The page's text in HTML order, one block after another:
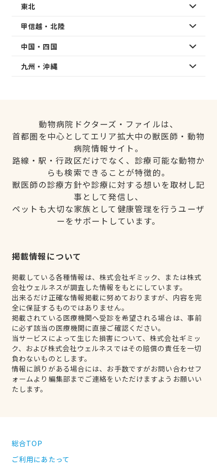
東北
甲信越・北陸
中国・四国
九州・沖縄
動物病院ドクターズ・ファイルは、
首都圏を中心としてエリア拡大中の獣医師・動物
病院情報サイト。
路線・駅・行政区だけでなく、診療可能な動物か
らも検索できることが特徴的。
獣医師の診療方針や診療に対する想いを取材し記
事として発信し、
ペットも大切な家族として健康管理を行うユーザ
ーをサポートしています。
掲載情報について
掲載している各種情報は、株式会社ギミック、または株式
会社ウェルネスが調査した情報をもとにしています。
出来るだけ正確な情報掲載に努めておりますが、内容を完
全に保証するものではありません。
掲載されている医療機関へ受診を希望される場合は、事前
に必ず該当の医療機関に直接ご確認ください。
当サービスによって生じた損害について、株式会社ギミッ
ク、および株式会社ウェルネスではその賠償の責任を一切
負わないものとします。
情報に誤りがある場合には、お手数ですがお問い合わせフ
ォームより編集部までご連絡をいただけますようお願いい
たします。
総合TOP
ご利用にあたって